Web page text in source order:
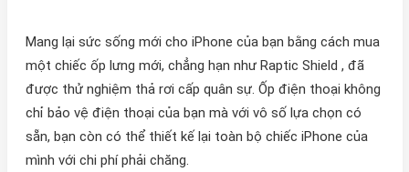
Mang lại sức sống mới cho iPhone của bạn bằng cách mua
một chiếc ốp lưng mới, chẳng hạn như Raptic Shield , đã
được thử nghiệm thả rơi cấp quân sự. Ốp điện thoại không
chỉ bảo vệ điện thoại của bạn mà với vô số lựa chọn có
sẵn, bạn còn có thể thiết kế lại toàn bộ chiếc iPhone của
mình với chi phí phải chăng.